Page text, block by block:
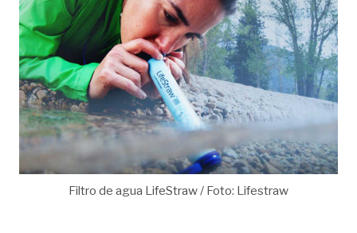
Filtro de agua LifeStraw / Foto: Lifestraw